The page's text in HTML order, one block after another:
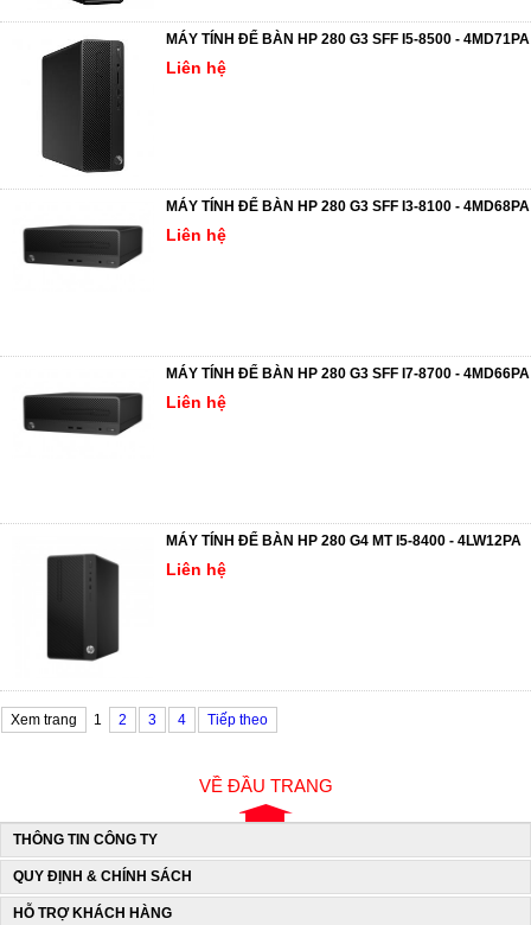
MÁY TÍNH ĐỂ BÀN HP 280 G3 SFF I5-8500 - 4MD71PA
Liên hệ
MÁY TÍNH ĐỂ BÀN HP 280 G3 SFF I3-8100 - 4MD68PA
Liên hệ
MÁY TÍNH ĐỂ BÀN HP 280 G3 SFF I7-8700 - 4MD66PA
Liên hệ
MÁY TÍNH ĐỂ BÀN HP 280 G4 MT I5-8400 - 4LW12PA
Liên hệ
Xem trang 1 2 3 4 Tiếp theo
VỀ ĐẦU TRANG
THÔNG TIN CÔNG TY
QUY ĐỊNH & CHÍNH SÁCH
HỖ TRỢ KHÁCH HÀNG